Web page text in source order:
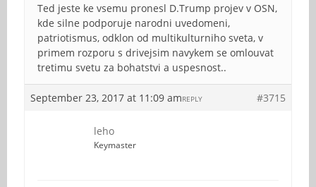
Ted jeste ke vsemu pronesl D.Trump projev v OSN,
kde silne podporuje narodni uvedomeni,
patriotismus, odklon od multikulturniho sveta, v
primem rozporu s drivejsim navykem se omlouvat
tretimu svetu za bohatstvi a uspesnost..
September 23, 2017 at 11:09 am #3715
REPLY
leho
Keymaster